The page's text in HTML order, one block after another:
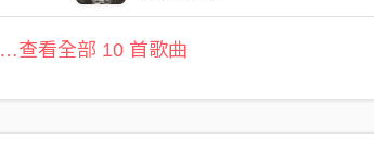
…查看全部 10 首歌曲